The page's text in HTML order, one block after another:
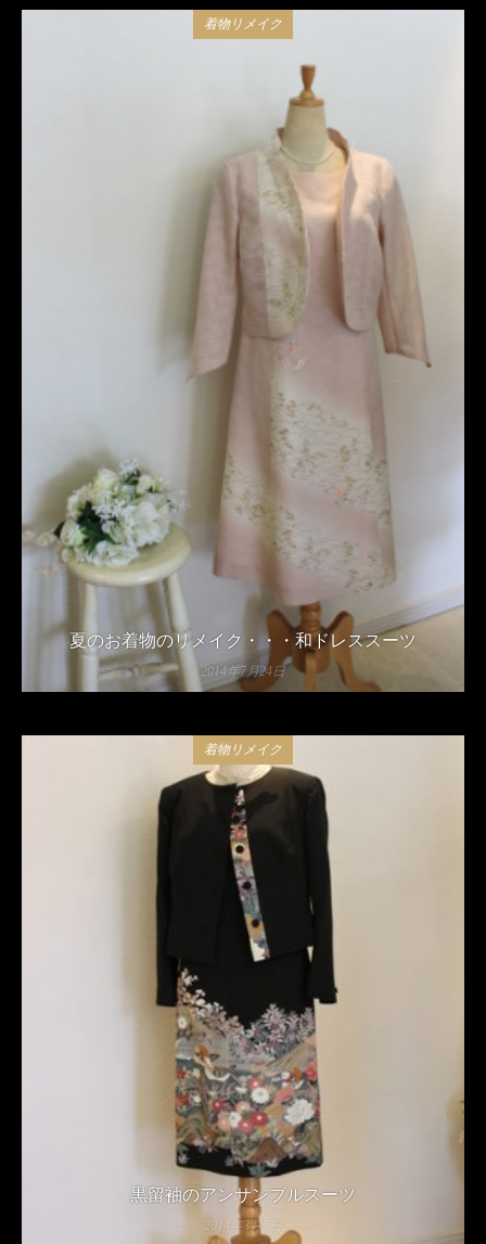
着物リメイク
夏のお着物のリメイク・・・和ドレススーツ
2014年7月24日
着物リメイク
黒留袖のアンサンブルスーツ
2014年3月7日